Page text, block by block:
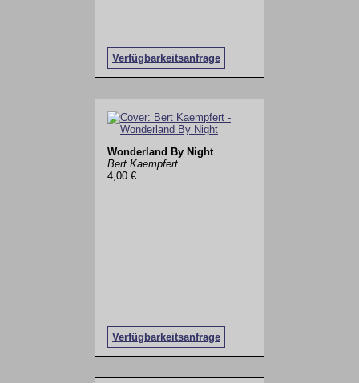
Verfügbarkeitsanfrage
Wonderland By Night
Bert Kaempfert
4,00 €
Verfügbarkeitsanfrage